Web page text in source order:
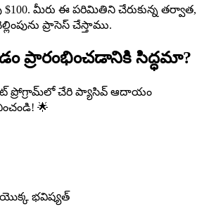
$100. మీరు ఈ పరిమితిని చేరుకున్న తర్వాత,
ప్రాసెస్ చేస్తాము.
ప్రారంభించడానికి సిద్ధమా?
చేరి ప్యాసివ్ ఆదాయం
🌟
భవిష్యత్